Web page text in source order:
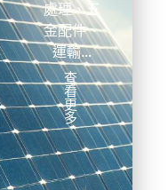
處理、五
金配件、
運輸…
查
看
更
多